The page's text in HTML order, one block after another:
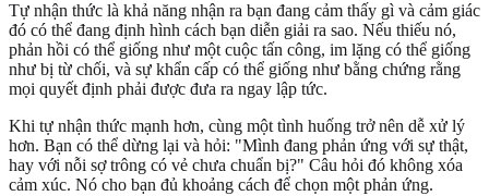
Tự nhận thức là khả năng nhận ra bạn đang cảm thấy gì và cảm giác
đó có thể đang định hình cách bạn diễn giải ra sao. Nếu thiếu nó,
phản hồi có thể giống như một cuộc tấn công, im lặng có thể giống
như bị từ chối, và sự khẩn cấp có thể giống như bằng chứng rằng
mọi quyết định phải được đưa ra ngay lập tức.
Khi tự nhận thức mạnh hơn, cùng một tình huống trở nên dễ xử lý
hơn. Bạn có thể dừng lại và hỏi: "Mình đang phản ứng với sự thật,
hay với nỗi sợ trông có vẻ chưa chuẩn bị?" Câu hỏi đó không xóa
cảm xúc. Nó cho bạn đủ khoảng cách để chọn một phản ứng.